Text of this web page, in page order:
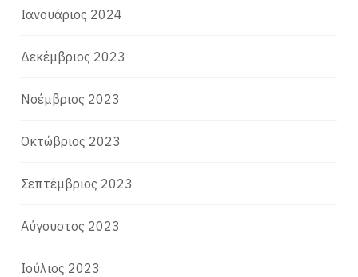
Ιανουάριος 2024
Δεκέμβριος 2023
Νοέμβριος 2023
Οκτώβριος 2023
Σεπτέμβριος 2023
Αύγουστος 2023
Ιούλιος 2023